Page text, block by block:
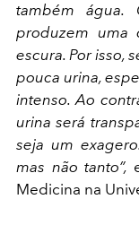
também água.
produzem uma
escura. Por isso,
pouca urina,
intenso. Ao
urina será
seja um
mas não tanto”,
Medicina na